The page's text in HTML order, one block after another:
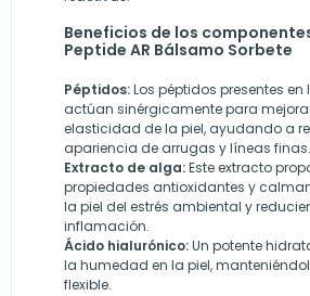
Beneficios de los
Peptide AR Bálsamo Sorbete
Péptidos:Los péptidos presentes
actúan sinérgicamente para
elasticidad de la piel, ayudando a
apariencia de arrugas y líneas finas.
Extracto de alga:Este extracto
propiedades antioxidantes y
la piel del estrés ambiental y
inflamación.
Ácido hialurónico:Un potente
la humedad en la piel,
flexible.